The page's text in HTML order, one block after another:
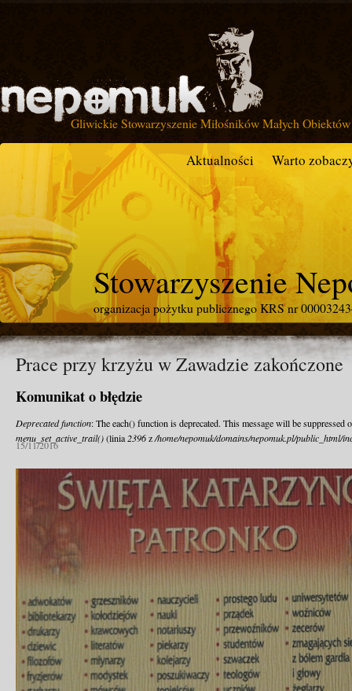
Gliwickie Stowarzyszenie Miłośników Małych
Aktualności Warto
Stowarzyszenie
organizacja pożytku publicznego KRS nr
Prace przy krzyżu w Zawadzie zakończone
Komunikat o błędzie
Deprecated function: The each() function is deprecated. This message will be suppressed
menu_set_active_trail()(linia 2396z/home/nepomuk/domains/nepomuk.pl/public_html/
15/11/2016